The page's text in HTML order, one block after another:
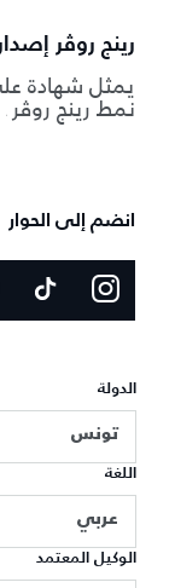
رينج روڤر
يمثل شهادة
نمط رينج
انضم إلى الحوار
الدولة
تونس
اللغة
عربي
الوكيل المعتمد